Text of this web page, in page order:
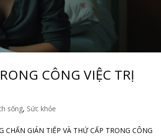
CÔNG VIỆC TRỊ
sống, Sức khỏe
CHẤN GIÁN TIẾP VÀ THỨ CẤP TRONG CÔNG